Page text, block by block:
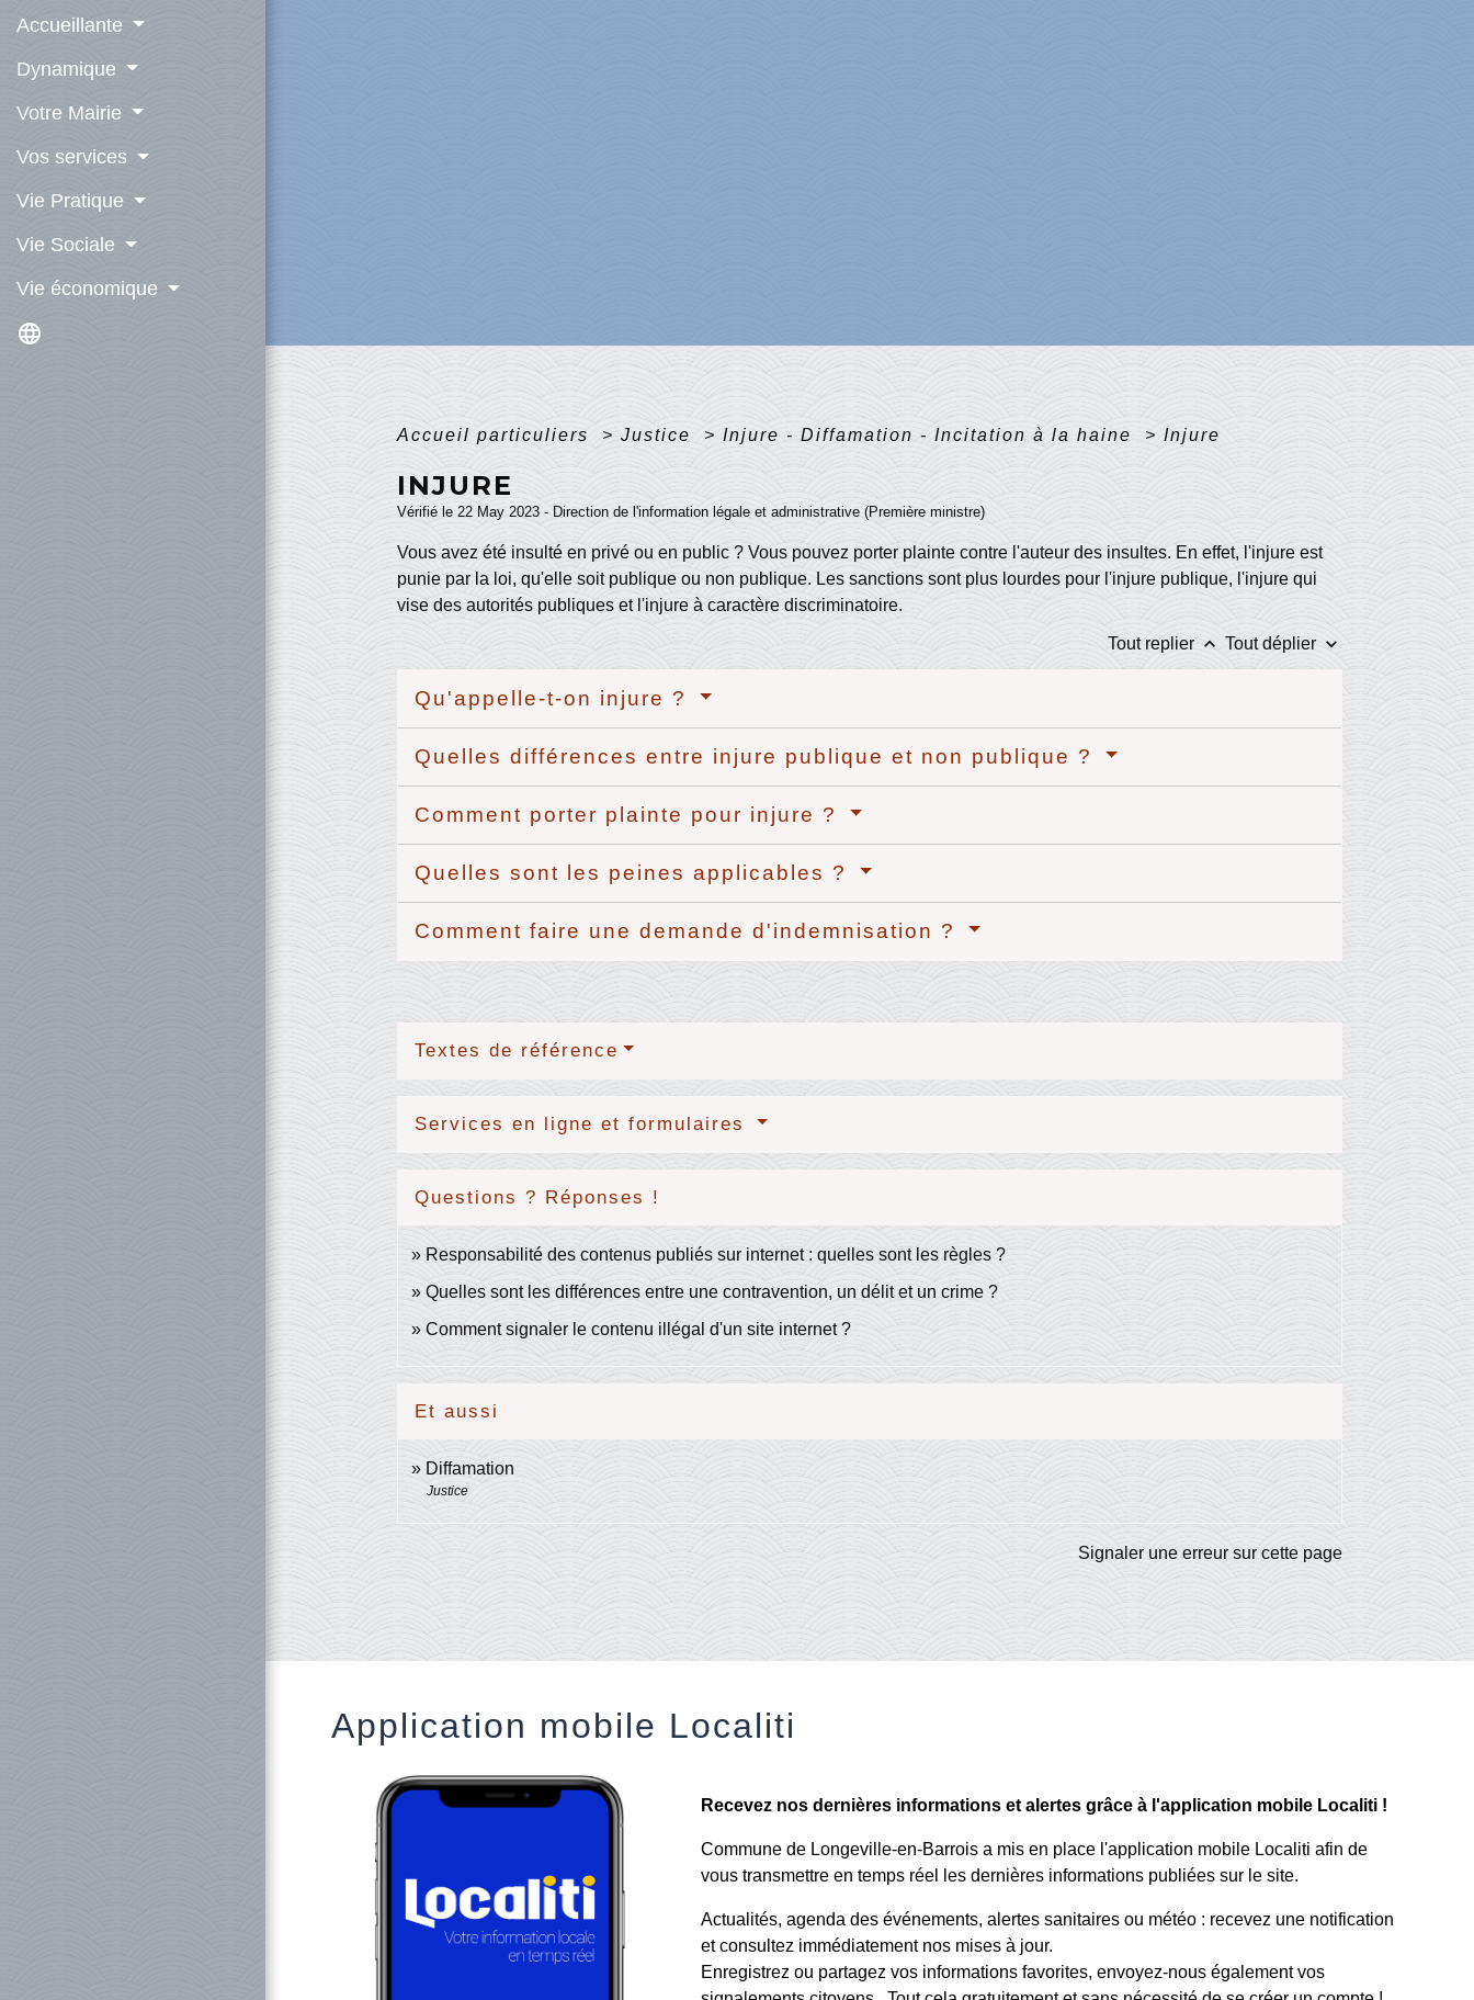
Accueillante
Dynamique
Votre Mairie
Vos services
Vie Pratique
Vie Sociale
Vie économique
language
Accueil particuliers > Justice > Injure - Diffamation - Incitation à la haine > Injure
INJURE
Vérifié le 22 May 2023 - Direction de l'information légale et administrative (Première ministre)
Vous avez été insulté en privé ou en public ? Vous pouvez porter plainte contre l'auteur des insultes. En effet, l'injure est
punie par la loi, qu'elle soit publique ou non publique. Les sanctions sont plus lourdes pour l'injure publique, l'injure qui
vise des autorités publiques et l'injure à caractère discriminatoire.
Tout replier keyboard_arrow_up Tout déplier keyboard_arrow_down
Qu'appelle-t-on injure ?
Quelles différences entre injure publique et non publique ?
Comment porter plainte pour injure ?
Quelles sont les peines applicables ?
Comment faire une demande d'indemnisation ?
Textes de référence
Services en ligne et formulaires
Questions ? Réponses !
Responsabilité des contenus publiés sur internet : quelles sont les règles ?
Quelles sont les différences entre une contravention, un délit et un crime ?
Comment signaler le contenu illégal d'un site internet ?
Et aussi
Diffamation
Justice
Signaler une erreur sur cette page
Application mobile Localiti
Recevez nos dernières informations et alertes grâce à l'application mobile Localiti !
Commune de Longeville-en-Barrois a mis en place l'application mobile Localiti afin de
vous transmettre en temps réel les dernières informations publiées sur le site.
Actualités, agenda des événements, alertes sanitaires ou météo : recevez une notification
et consultez immédiatement nos mises à jour.
Enregistrez ou partagez vos informations favorites, envoyez-nous également vos